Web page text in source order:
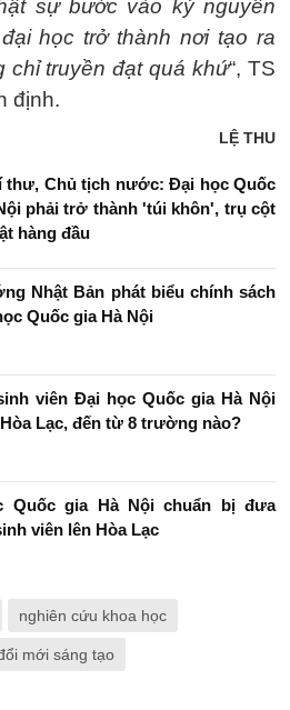
sự bước vào kỷ nguyên
học trở thành nơi tạo ra
chỉ truyền đạt quá khứ“, TS
định.
LỆ THU
thư, Chủ tịch nước: Đại học Quốc
phải trở thành 'túi khôn', trụ cột
hàng đầu
Nhật Bản phát biểu chính sách
Quốc gia Hà Nội
viên Đại học Quốc gia Hà Nội
Lạc, đến từ 8 trường nào?
Quốc gia Hà Nội chuẩn bị đưa
viên lên Hòa Lạc
nghiên cứu khoa học
mới sáng tạo